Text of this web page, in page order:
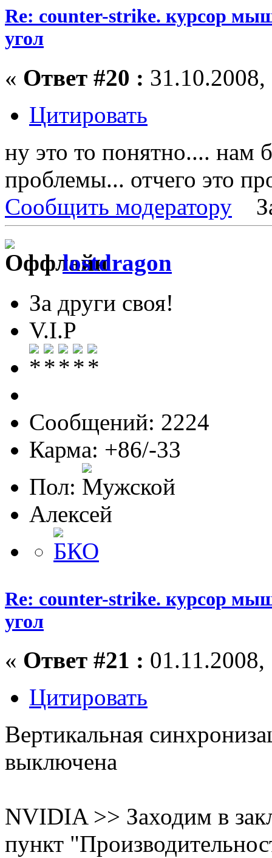
Re: counter-strike. курсор
угол
« Ответ #20 :
Цитировать
ну это то понятно.... нам
проблемы... отчего это
Сообщить модератору
lostdragon
За други своя!
V.I.P
Сообщений: 2224
Карма: +86/-33
Пол:
Алексей
Re: counter-strike. курсор
угол
« Ответ #21 :
Цитировать
Вертикальная
выключена
NVIDIA >> Заходим в
пункт